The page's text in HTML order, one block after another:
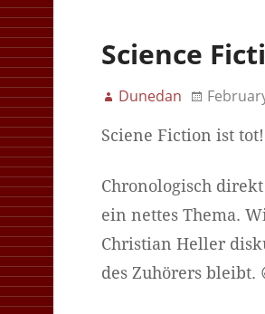
Science
Dunedan
Sciene Fiction ist
Chronologisch
ein nettes Thema.
Christian Heller
des Zuhörers bleibt.